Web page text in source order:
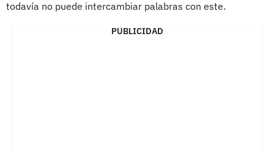
todavía no puede intercambiar palabras con este.
PUBLICIDAD